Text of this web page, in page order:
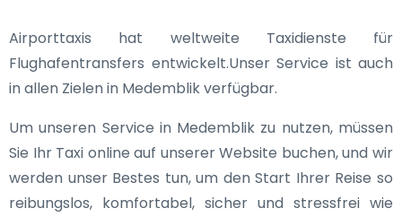
Airporttaxis hat weltweite Taxidienste für
Flughafentransfers entwickelt.Unser Service ist auch
in allen Zielen in Medemblik verfügbar.
Um unseren Service in Medemblik zu nutzen, müssen
Sie Ihr Taxi online auf unserer Website buchen, und wir
werden unser Bestes tun, um den Start Ihrer Reise so
reibungslos, komfortabel, sicher und stressfrei wie